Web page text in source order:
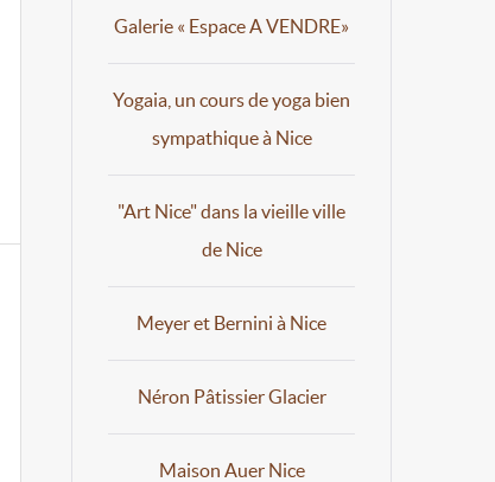
Galerie « Espace A VENDRE»
Yogaia, un cours de yoga bien
sympathique à Nice
"Art Nice" dans la vieille ville
de Nice
Meyer et Bernini à Nice
Néron Pâtissier Glacier
Maison Auer Nice